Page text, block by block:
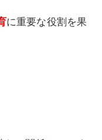
に重要な役割を果